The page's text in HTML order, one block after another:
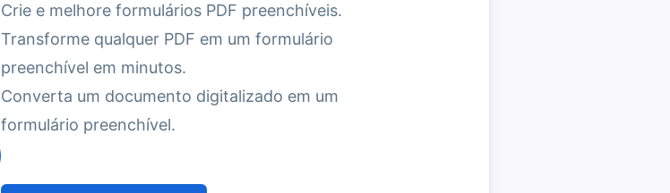
Crie e melhore formulários PDF preenchíveis.
Transforme qualquer PDF em um formulário
preenchível em minutos.
Converta um documento digitalizado em um
formulário preenchível.